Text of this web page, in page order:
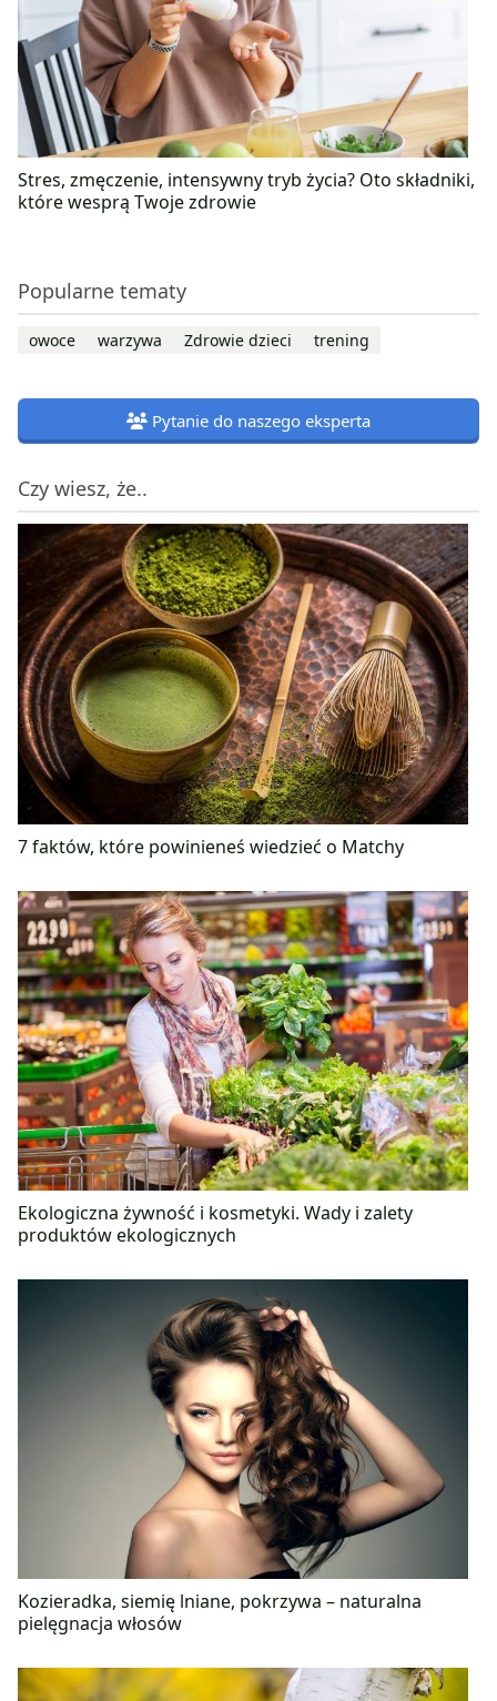
Stres, zmęczenie, intensywny tryb życia? Oto składniki,
które wesprą Twoje zdrowie
Popularne tematy
owoce warzywa Zdrowie dzieci trening
Pytanie do naszego eksperta
Czy wiesz, że..
7 faktów, które powinieneś wiedzieć o Matchy
Ekologiczna żywność i kosmetyki. Wady i zalety
produktów ekologicznych
Kozieradka, siemię lniane, pokrzywa – naturalna
pielęgnacja włosów